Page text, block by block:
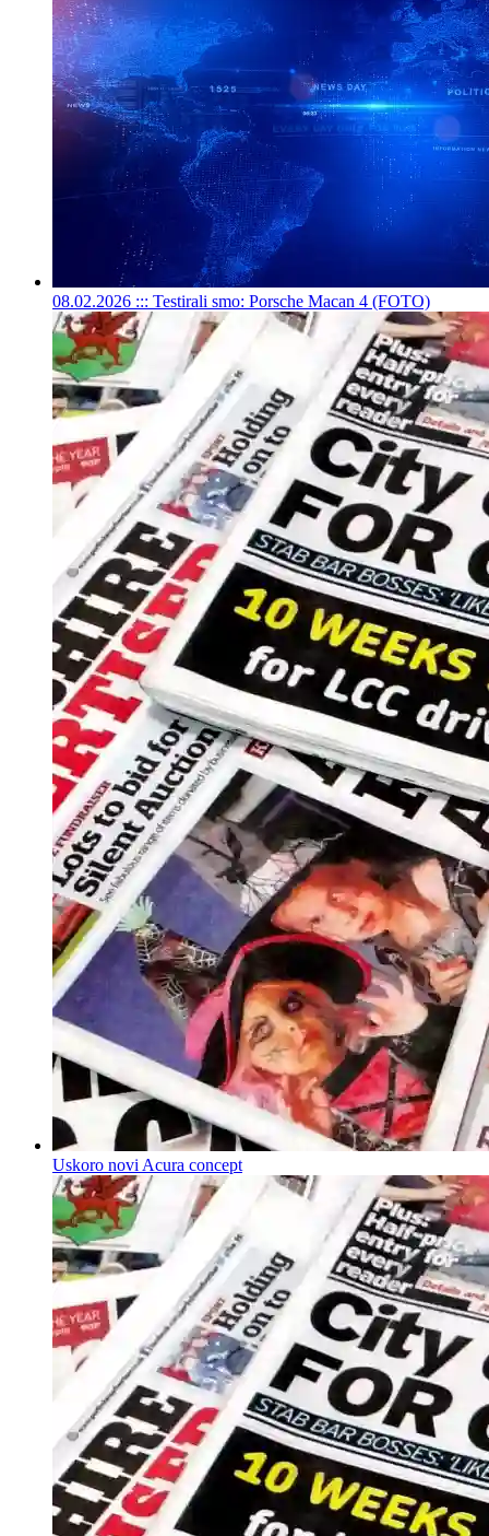
08.02.2026 ::: Testirali smo: Porsche Macan 4 (FOTO)
Uskoro novi Acura concept